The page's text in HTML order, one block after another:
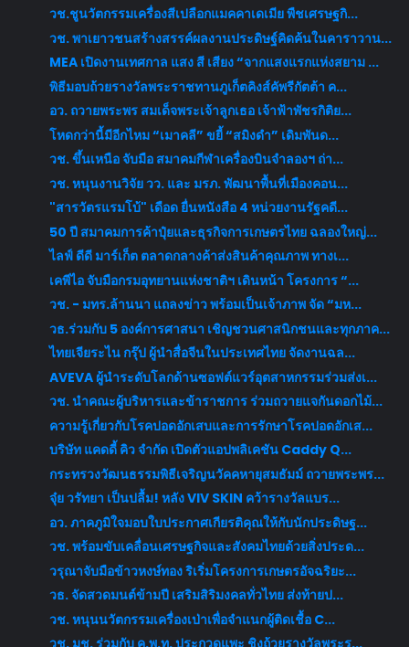
วช.ชูนวัตกรรมเครื่องสีเปลือกแมคคาเดเมีย พืชเศรษฐกิ...
วช. พาเยาวชนสร้างสรรค์ผลงานประดิษฐ์คิดค้นในคาราวาน...
MEA เปิดงานเทศกาล แสง สี เสียง “จากแสงแรกแห่งสยาม ...
พิธีมอบถ้วยรางวัลพระราชทานภูเก็ตคิงส์คัพรีกัตต้า ค...
อว. ถวายพระพร สมเด็จพระเจ้าลูกเธอ เจ้าฟ้าพัชรกิติย...
โหดกว่านี้มีอีกไหม “เมาคลี” ขยี้ “สมิงดำ” เดิมพันด...
วช. ขึ้นเหนือ จับมือ สมาคมกีฬาเครื่องบินจำลองฯ ถ่า...
วช. หนุนงานวิจัย วว. และ มรภ. พัฒนาพื้นที่เมืองคอน...
"สารวัตรแรมโบ้" เดือด ยื่นหนังสือ 4 หน่วยงานรัฐคดี...
50 ปี สมาคมการค้าปุ๋ยและธุรกิจการเกษตรไทย ฉลองใหญ่...
ไลฟ์ ดีดี มาร์เก็ต ตลาดกลางค้าส่งสินค้าคุณภาพ ทางเ...
เคพีไอ จับมือกรมอุทยานแห่งชาติฯ เดินหน้า โครงการ “...
วช. - มทร.ล้านนา แถลงข่าว พร้อมเป็นเจ้าภาพ จัด “มห...
วธ.ร่วมกับ 5 องค์การศาสนา เชิญชวนศาสนิกชนและทุกภาค...
ไทยเจียระไน กรุ๊ป ผู้นำสื่อจีนในประเทศไทย จัดงานฉล...
AVEVA ผู้นำระดับโลกด้านซอฟต์แวร์อุตสาหกรรมร่วมส่งเ...
วช. นำคณะผู้บริหารและข้าราชการ ร่วมถวายแจกันดอกไม้...
ความรู้เกี่ยวกับโรคปอดอักเสบและการรักษาโรคปอดอักเส...
บริษัท แคดดี้ คิว จำกัด เปิดตัวแอปพลิเคชัน Caddy Q...
กระทรวงวัฒนธรรมพิธีเจริญนวัคคหายุสมธัมม์ ถวายพระพร...
จุ๋ย วรัทยา เป็นปลื้ม! หลัง VIV SKIN คว้ารางวัลแบร...
อว. ภาคภูมิใจมอบใบประกาศเกียรติคุณให้กับนักประดิษฐ...
วช. พร้อมขับเคลื่อนเศรษฐกิจและสังคมไทยด้วยสิ่งประด...
วรุณาจับมือข้าวหงษ์ทอง ริเริ่มโครงการเกษตรอัจฉริยะ...
วธ. จัดสวดมนต์ข้ามปี เสริมสิริมงคลทั่วไทย ส่งท้ายป...
วช. หนุนนวัตกรรมเครื่องเป่าเพื่อจำแนกผู้ติดเชื้อ C...